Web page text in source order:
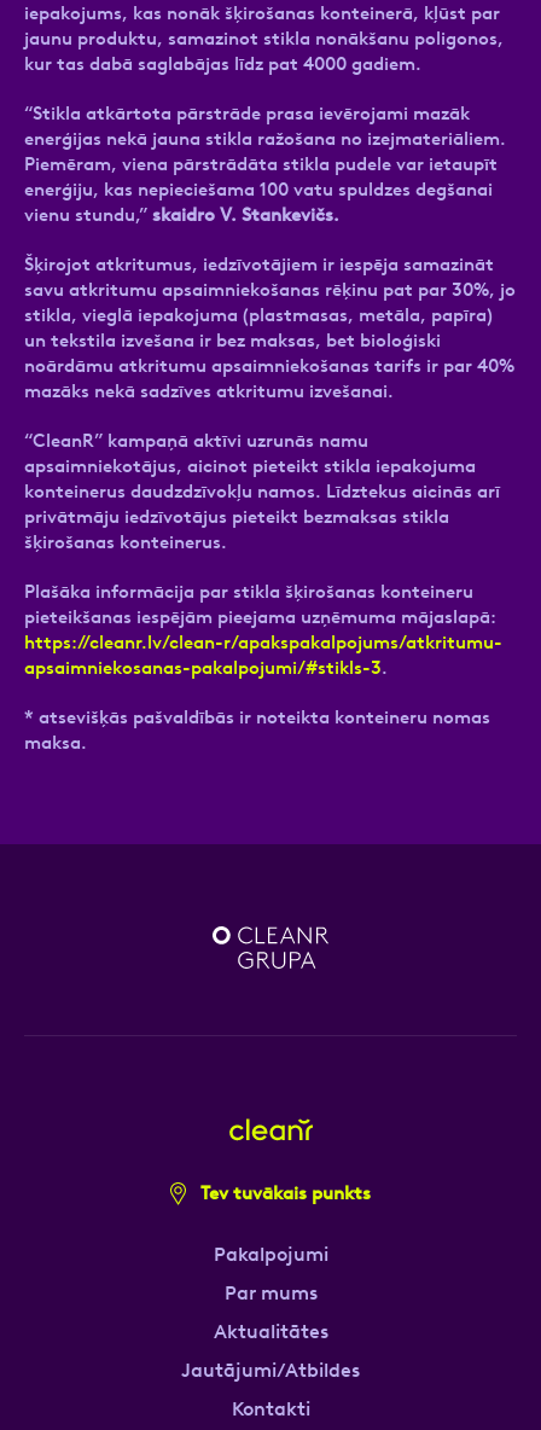
iepakojums, kas nonāk šķirošanas konteinerā, kļūst par
jaunu produktu, samazinot stikla nonākšanu poligonos,
kur tas dabā saglabājas līdz pat 4000 gadiem.
“Stikla atkārtota pārstrāde prasa ievērojami mazāk
enerģijas nekā jauna stikla ražošana no izejmateriāliem.
Piemēram, viena pārstrādāta stikla pudele var ietaupīt
enerģiju, kas nepieciešama 100 vatu spuldzes degšanai
vienu stundu,” skaidro V. Stankevičs.
Šķirojot atkritumus, iedzīvotājiem ir iespēja samazināt
savu atkritumu apsaimniekošanas rēķinu pat par 30%, jo
stikla, vieglā iepakojuma (plastmasas, metāla, papīra)
un tekstila izvešana ir bez maksas, bet bioloģiski
noārdāmu atkritumu apsaimniekošanas tarifs ir par 40%
mazāks nekā sadzīves atkritumu izvešanai.
“CleanR” kampaņā aktīvi uzrunās namu
apsaimniekotājus, aicinot pieteikt stikla iepakojuma
konteinerus daudzdzīvokļu namos. Līdztekus aicinās arī
privātmāju iedzīvotājus pieteikt bezmaksas stikla
šķirošanas konteinerus.
Plašāka informācija par stikla šķirošanas konteineru
pieteikšanas iespējām pieejama uzņēmuma mājaslapā:
https://cleanr.lv/clean-r/apakspakalpojums/atkritumu-
apsaimniekosanas-pakalpojumi/#stikls-3.
* atsevišķās pašvaldībās ir noteikta konteineru nomas
maksa.
Tev tuvākais punkts
Pakalpojumi
Par mums
Aktualitātes
Jautājumi/Atbildes
Kontakti